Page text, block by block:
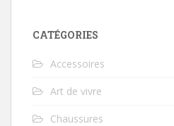
CATÉGORIES
Accessoires
Art de vivre
Chaussures